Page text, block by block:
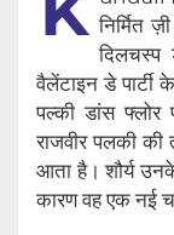
निर्मित
दिलचस्प
वैलेंटाइन डे पार्टी
पल्की डांस
राजवीर पलकी
आता है। शौर्य
कारण वह एक नई